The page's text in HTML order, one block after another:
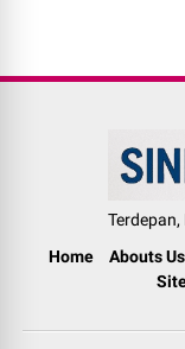
Home
Abouts Us